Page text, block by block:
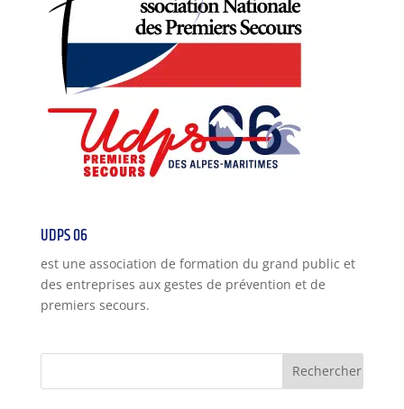
UDPS 06
est une association de formation du grand public et
des entreprises aux gestes de prévention et de
premiers secours.